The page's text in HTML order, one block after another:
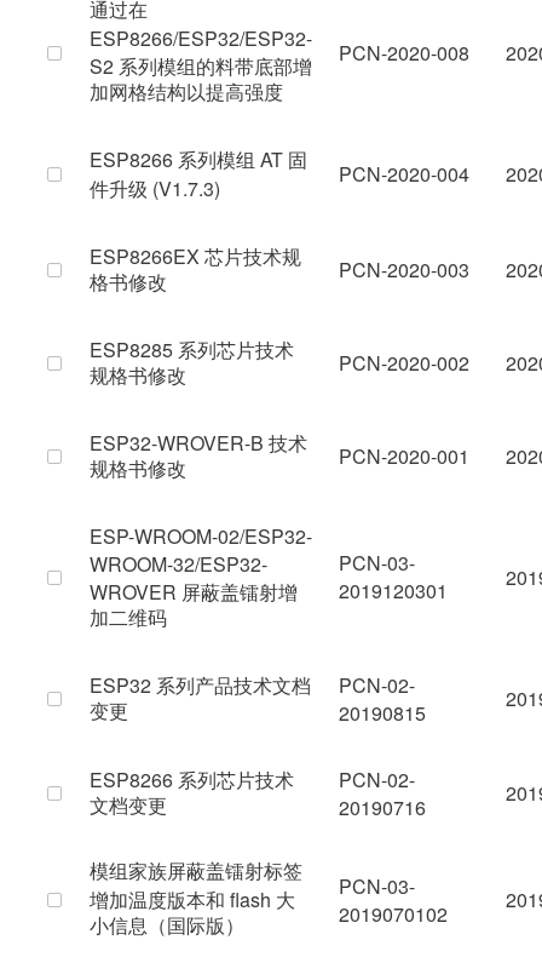
通过在
ESP8266/ESP32/ESP32-
S2 系列模组的料带底部增
加网格结构以提高强度
PCN-2020-008
ESP8266 系列模组 AT 固
件升级 (V1.7.3)
PCN-2020-004
ESP8266EX 芯片技术规
格书修改
PCN-2020-003
ESP8285 系列芯片技术
规格书修改
PCN-2020-002
ESP32-WROVER-B 技术
规格书修改
PCN-2020-001
ESP-WROOM-02/ESP32-
WROOM-32/ESP32-
WROVER 屏蔽盖镭射增
加二维码
PCN-03-
2019120301
ESP32 系列产品技术文档
变更
PCN-02-
20190815
ESP8266 系列芯片技术
文档变更
PCN-02-
20190716
模组家族屏蔽盖镭射标签
增加温度版本和 flash 大
小信息（国际版）
PCN-03-
2019070102